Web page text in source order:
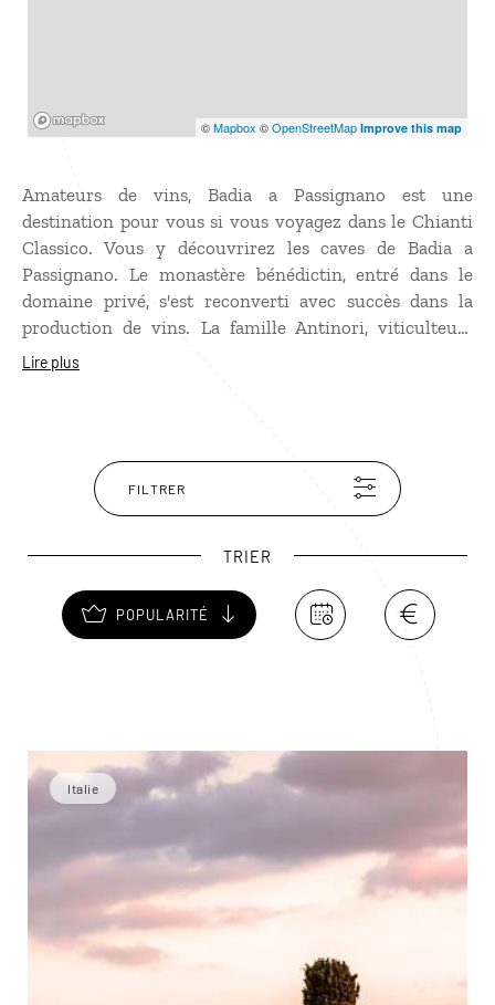
©Mapbox ©OpenStreetMap Improve this map
Amateurs de vins, Badia a Passignano est une
destination pour vous si vous voyagez dans le Chianti
Classico. Vous y découvrirez les caves de Badia a
Passignano. Le monastère bénédictin, entré dans le
domaine privé, s'est reconverti avec succès dans la
production de vins. La famille Antinori, viticulteurs
depuis le XIVe siècle, a repris le domaine et le fait
Lire plus
FILTRER
TRIER
POPULARITÉ
Italie